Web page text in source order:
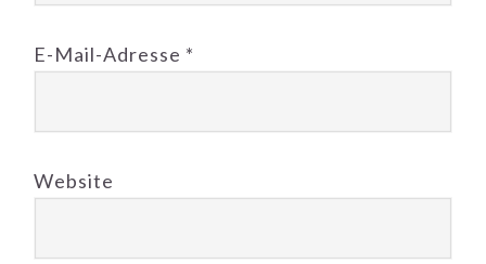
E-Mail-Adresse *
Website